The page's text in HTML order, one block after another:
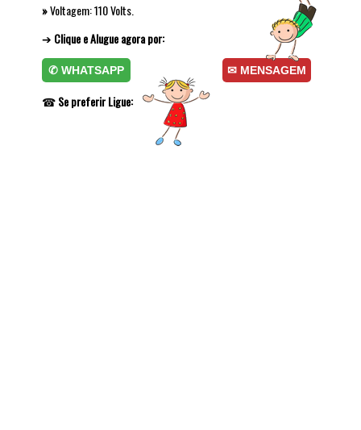
»Voltagem: 110 Volts.
➔ Clique e Alugue agora por:
✆ WHATSAPP ✉ MENSAGEM
☎Se preferir Ligue: